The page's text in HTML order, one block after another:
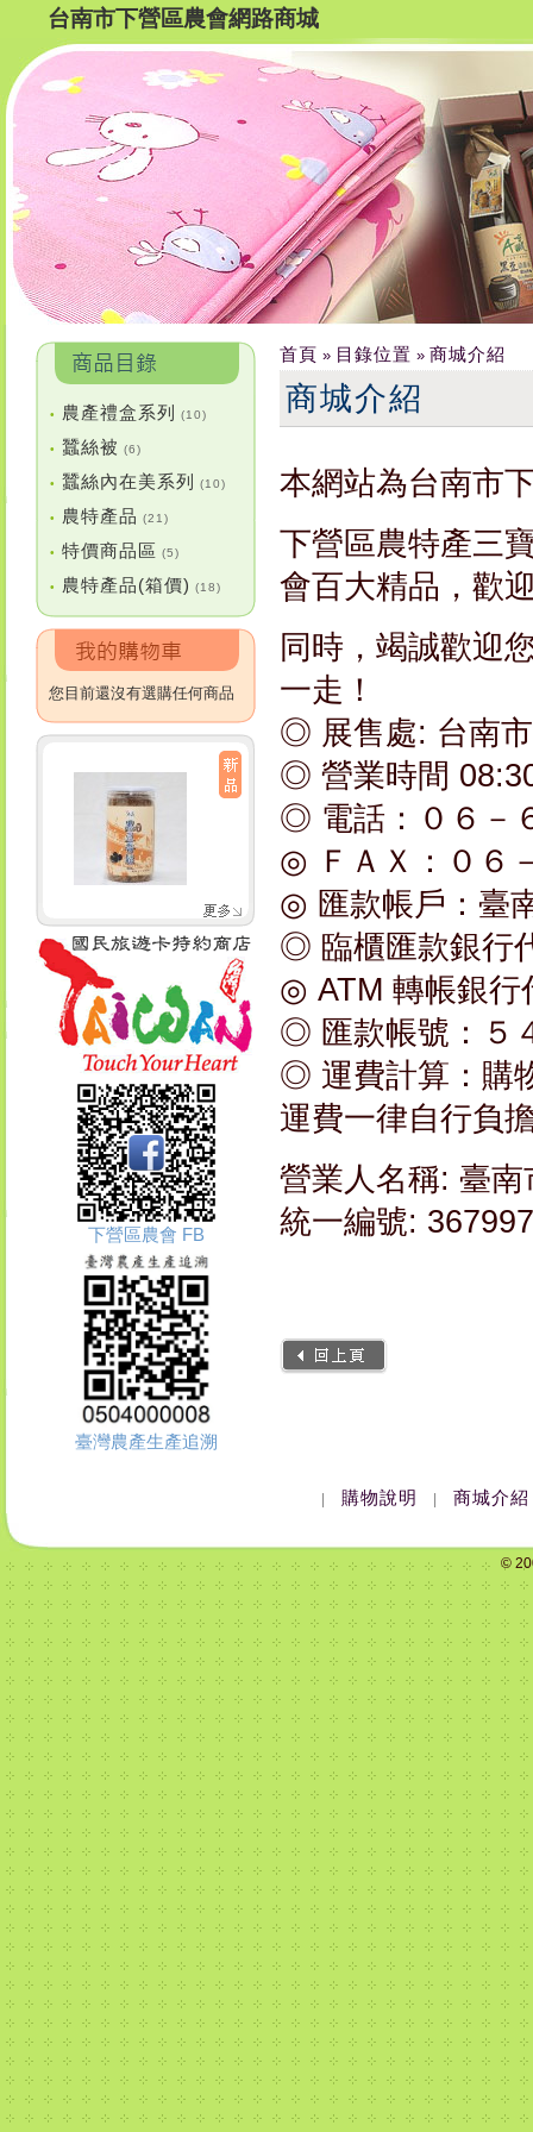
台南市下營區農會網路商城
• 農產禮盒系列 (10)
• 蠶絲被 (6)
• 蠶絲內在美系列 (10)
• 農特產品 (21)
• 特價商品區 (5)
• 農特產品(箱價) (18)
您目前還沒有選購任何商品
下營區農會 FB
臺灣農產生產追溯
首頁 » 目錄位置 » 商城介紹
商城介紹
本網站為台南市
下營區農特產三
會百大精品，歡
同時，竭誠歡迎
一走！
◎ 展售處: 台南
◎ 營業時間
◎ 電話：０６－
◎ ＦＡＸ：０６
◎ 匯款帳戶：臺
◎ 臨櫃匯款銀行
◎ ATM 轉帳銀行
◎ 匯款帳號：５
◎ 運費計算：購
運費一律自行負
營業人名稱: 臺
統一編號:
購物說明 商城介紹
©